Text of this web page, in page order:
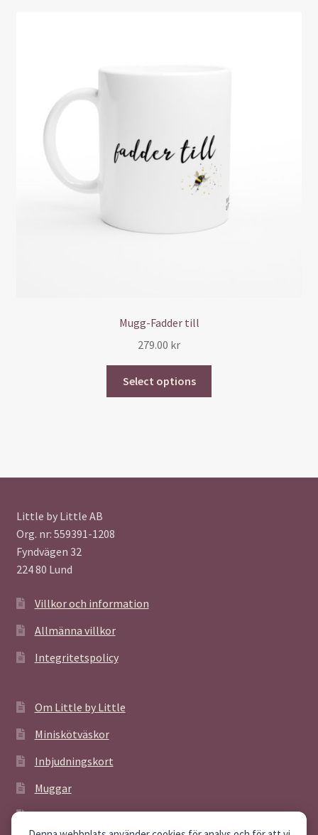
Mugg-Fadder till
279.00 kr
Select options
Little by Little AB
Org. nr: 559391-1208
Fyndvägen 32
224 80 Lund
Villkor och information
Allmänna villkor
Integritetspolicy
Om Little by Little
Miniskötväskor
Inbjudningskort
Muggar
Poster